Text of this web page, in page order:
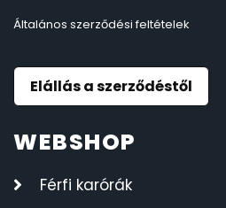
Általános szerződési feltételek
Elállás a szerződéstől
WEBSHOP
Férfi karórák